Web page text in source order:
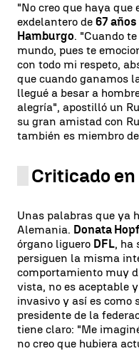
"No creo que haya que
exdelantero de 67 años
Hamburgo. "Cuando
mundo, pues te
con todo mi respeto,
que cuando ganamos
llegué a besar a
alegría", apostilló un
su gran amistad con
también es miembro
Criticado
Unas palabras que ya
Alemania. Donata
órgano liguero DFL, ha
persiguen la misma
comportamiento muy
vista, no es aceptable
invasivo y así es como
presidente de la
tiene claro: "Me
no creo que hubiera